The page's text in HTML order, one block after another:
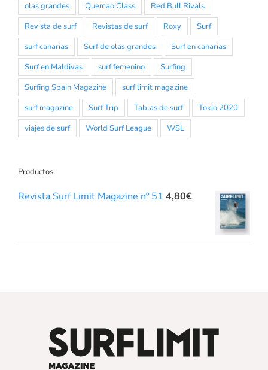
olas grandes
Quemao Class
Red Bull Rivals
Revista de surf
Revistas de surf Roxy
Surf
surf canarias
Surf de olas grandes
Surf en canarias
Surf en Maldivas
surf femenino
Surfing
Surfing Spain Magazine
surf limit magazine
surf magazine
Surf Trip Tablas de surf
Tokio 2020
viajes de surf
World Surf League WSL
Productos
Revista Surf Limit Magazine nº 51 4,80€